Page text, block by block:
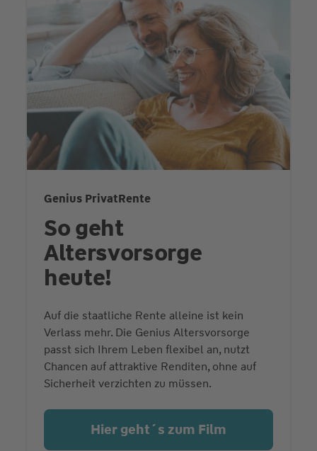
Genius PrivatRente
So geht
Altersvorsorge
heute!
Auf die staatliche Rente alleine ist kein
Verlass mehr. Die Genius Altersvorsorge
passt sich Ihrem Leben flexibel an, nutzt
Chancen auf attraktive Renditen, ohne auf
Sicherheit verzichten zu müssen.
Hier geht´s zum Film